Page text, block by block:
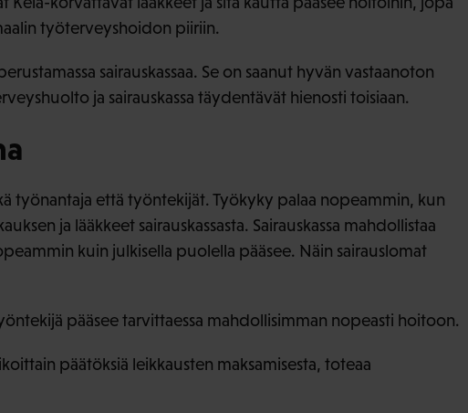
työterveyshoidon piiriin.
sairauskassaa. Se on saanut hyvän vastaanoton
ja sairauskassa täydentävät hienosti toisiaan.
työnantaja että työntekijät. Työkyky palaa nopeammin, kun
ja lääkkeet sairauskassasta. Sairauskassa mahdollistaa
kuin julkisella puolella pääsee. Näin sairauslomat
pääsee tarvittaessa mahdollisimman nopeasti hoitoon.
päätöksiä leikkausten maksamisesta, toteaa